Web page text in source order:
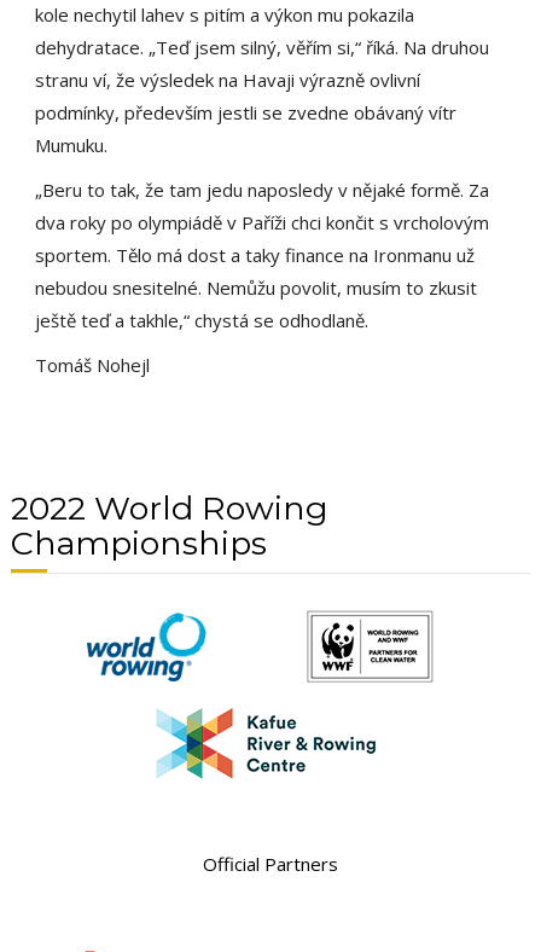
kole nechytil lahev s pitím a výkon mu pokazila
dehydratace. „Teď jsem silný, věřím si,“ říká. Na druhou
stranu ví, že výsledek na Havaji výrazně ovlivní
podmínky, především jestli se zvedne obávaný vítr
Mumuku.
„Beru to tak, že tam jedu naposledy v nějaké formě. Za
dva roky po olympiádě v Paříži chci končit s vrcholovým
sportem. Tělo má dost a taky finance na Ironmanu už
nebudou snesitelné. Nemůžu povolit, musím to zkusit
ještě teď a takhle,“ chystá se odhodlaně.
Tomáš Nohejl
2022 World Rowing
Championships
Official Partners